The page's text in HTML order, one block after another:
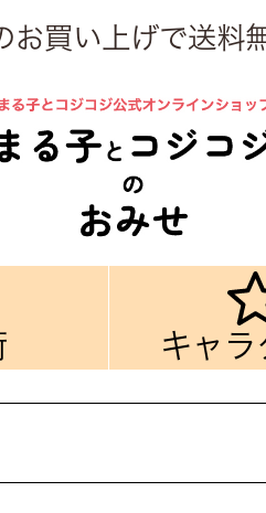
買い上げで送料
キャラ